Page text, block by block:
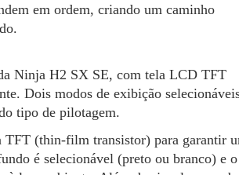
em ordem, criando um caminho
Ninja H2 SX SE, com tela LCD TFT
Dois modos de exibição
tipo de pilotagem.
TFT (thin-film transistor) para garantir
é selecionável (preto ou branco) e o